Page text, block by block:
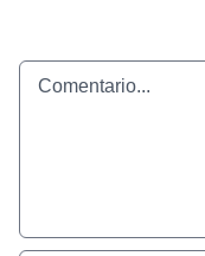
Comentario